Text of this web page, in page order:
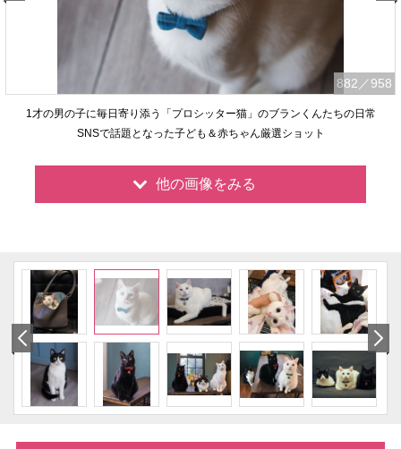
882 ／958
1才の男の子に毎日寄り添う「プロシッター猫」のブランくんたちの日常
SNSで話題となった子ども＆赤ちゃん厳選ショット
他の画像をみる